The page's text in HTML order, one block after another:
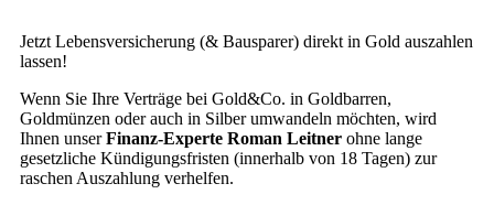
Jetzt Lebensversicherung (& Bausparer) direkt in Gold auszahlen
lassen!
Wenn Sie Ihre Verträge bei Gold&Co. in Goldbarren,
Goldmünzen oder auch in Silber umwandeln möchten, wird
Ihnen unserFinanz-Experte Roman Leitner ohne lange
gesetzliche Kündigungsfristen (innerhalb von 18 Tagen) zur
raschen Auszahlung verhelfen.